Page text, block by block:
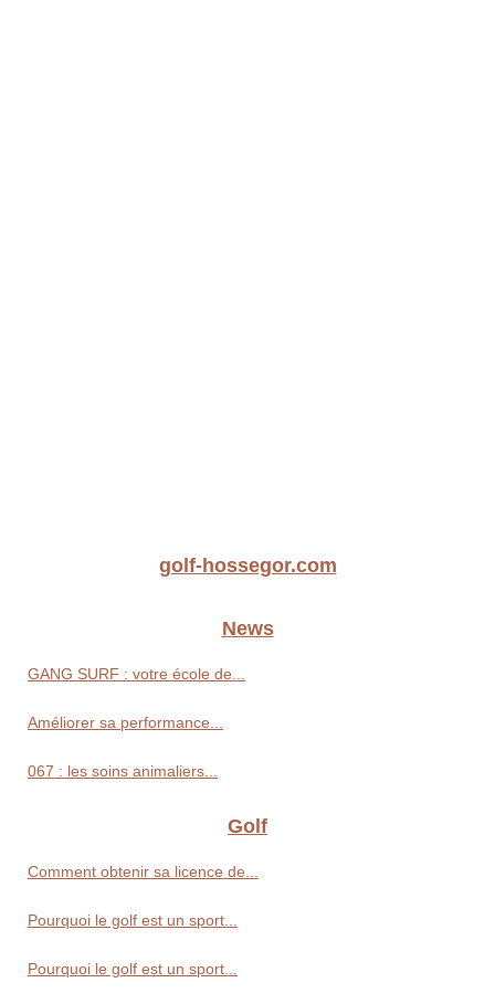
golf-hossegor.com
News
GANG SURF : votre école de...
Améliorer sa performance...
067 : les soins animaliers...
Golf
Comment obtenir sa licence de...
Pourquoi le golf est un sport...
Pourquoi le golf est un sport...